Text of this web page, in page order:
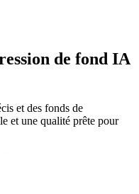
de fond IA
et des fonds de
et une qualité prête pour